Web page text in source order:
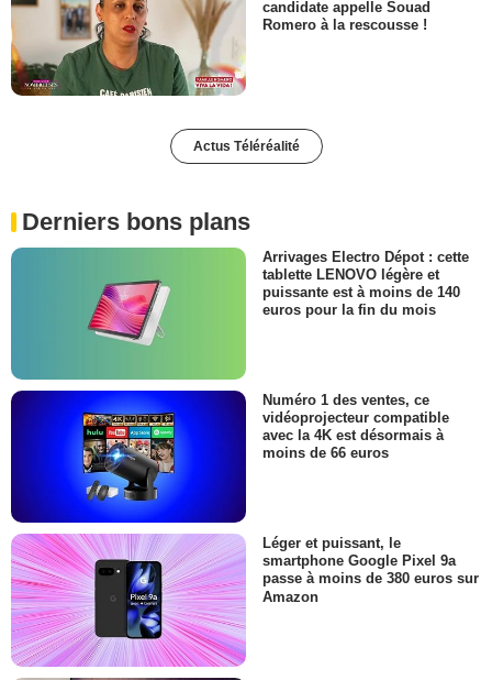
candidate appelle Souad
Romero à la rescousse !
Actus Téléréalité
Derniers bons plans
Arrivages Electro Dépot : cette
tablette LENOVO légère et
puissante est à moins de 140
euros pour la fin du mois
Numéro 1 des ventes, ce
vidéoprojecteur compatible
avec la 4K est désormais à
moins de 66 euros
Léger et puissant, le
smartphone Google Pixel 9a
passe à moins de 380 euros sur
Amazon